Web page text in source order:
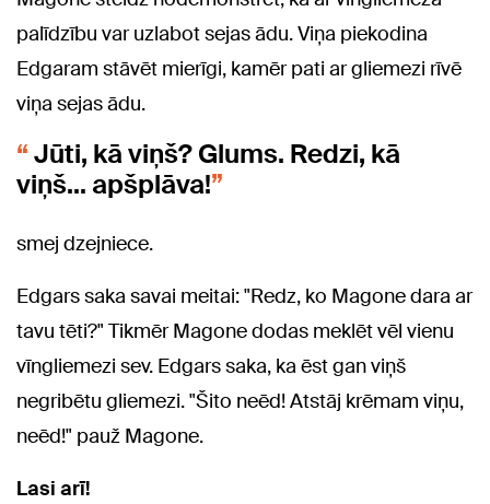
palīdzību var uzlabot sejas ādu. Viņa piekodina
Edgaram stāvēt mierīgi, kamēr pati ar gliemezi rīvē
viņa sejas ādu.
Jūti, kā viņš? Glums. Redzi, kā
viņš... apšplāva!
smej dzejniece.
Edgars saka savai meitai: "Redz, ko Magone dara ar
tavu tēti?" Tikmēr Magone dodas meklēt vēl vienu
vīngliemezi sev. Edgars saka, ka ēst gan viņš
negribētu gliemezi. "Šito neēd! Atstāj krēmam viņu,
neēd!" pauž Magone.
Lasi arī!